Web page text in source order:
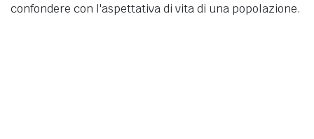
confondere con l'aspettativa di vita di una popolazione.